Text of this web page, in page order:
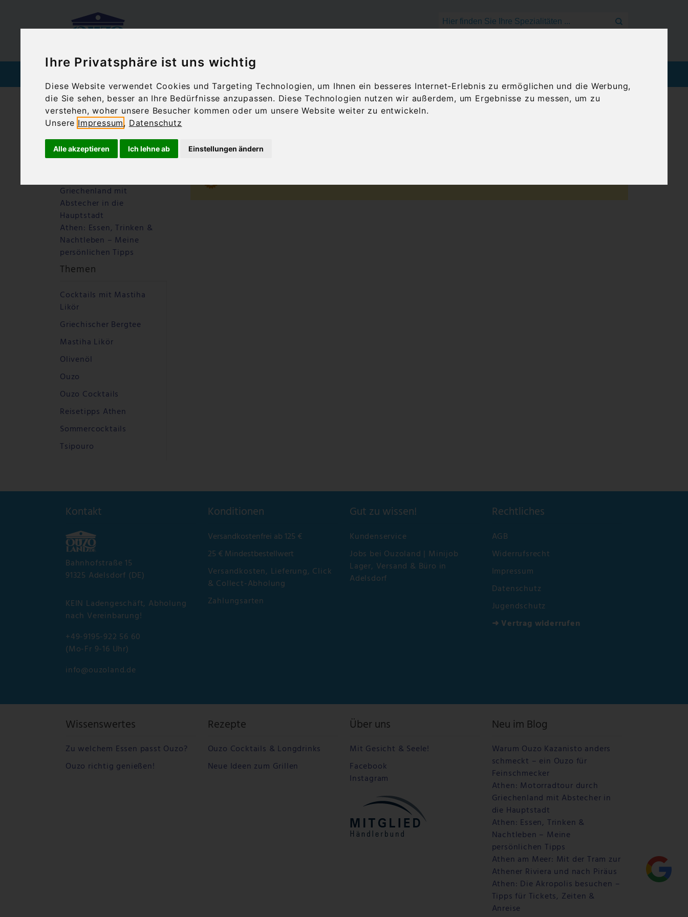
Ihre Privatsphäre ist uns wichtig
Diese Website verwendet Cookies und Targeting Technologien, um Ihnen ein besseres Internet-Erlebnis zu ermöglichen und die Werbung,
die Sie sehen, besser an Ihre Bedürfnisse anzupassen. Diese Technologien nutzen wir außerdem, um Ergebnisse zu messen, um zu
verstehen, woher unsere Besucher kommen oder um unsere Website weiter zu entwickeln.
Unsere Impressum, Datenschutz
Alle akzeptieren Ich lehne ab Einstellungen ändern
SPIRITUOSEN OLIVENÖL
Startseite Blog Flughafen Athen Metro Fahrplan
Letzte Beiträge
Warum Ouzo Kazanisto
anders schmeckt – ein
Griechenland mit
Abstecher in die
Hauptstadt
Athen: Essen, Trinken &
Nachtleben – Meine
persönlichen Tipps
Themen
Cocktails mit Mastiha
Likör
Griechischer Bergtee
Mastiha Likör
Olivenöl
Ouzo
Ouzo Cocktails
Reisetipps Athen
Sommercocktails
Tsipouro
Kontakt
Bahnhofstraße 15
91325 Adelsdorf (DE)
KEIN Ladengeschäft, Abholung
nach Vereinbarung!
+49-9195-922 56 60
(Mo-Fr 9-16 Uhr)
info@ouzoland.de
Konditionen
Versandkostenfrei ab 125 €
25 € Mindestbestellwert
Versandkosten, Lieferung, Click
& Collect-Abholung
Zahlungsarten
Gut zu wissen!
Kundenservice
Jobs bei Ouzoland | Minijob
Lager, Versand & Büro in
Adelsdorf
Rechtliches
AGB
Widerrufsrecht
Impressum
Datenschutz
Jugendschutz
➜ Vertrag widerrufen
Wissenswertes
Zu welchem Essen passt Ouzo?
Ouzo richtig genießen!
Rezepte
Ouzo Cocktails & Longdrinks
Neue Ideen zum Grillen
Über uns
Mit Gesicht & Seele!
Facebook
Instagram
Neu im Blog
Warum Ouzo Kazanisto anders
schmeckt – ein Ouzo für
Feinschmecker
Athen: Motorradtour durch
Griechenland mit Abstecher in
die Hauptstadt
Athen: Essen, Trinken &
Nachtleben – Meine
persönlichen Tipps
Athen am Meer: Mit der Tram zur
Athener Riviera und nach Piräus
Athen: Die Akropolis besuchen –
Tipps für Tickets, Zeiten &
Anreise